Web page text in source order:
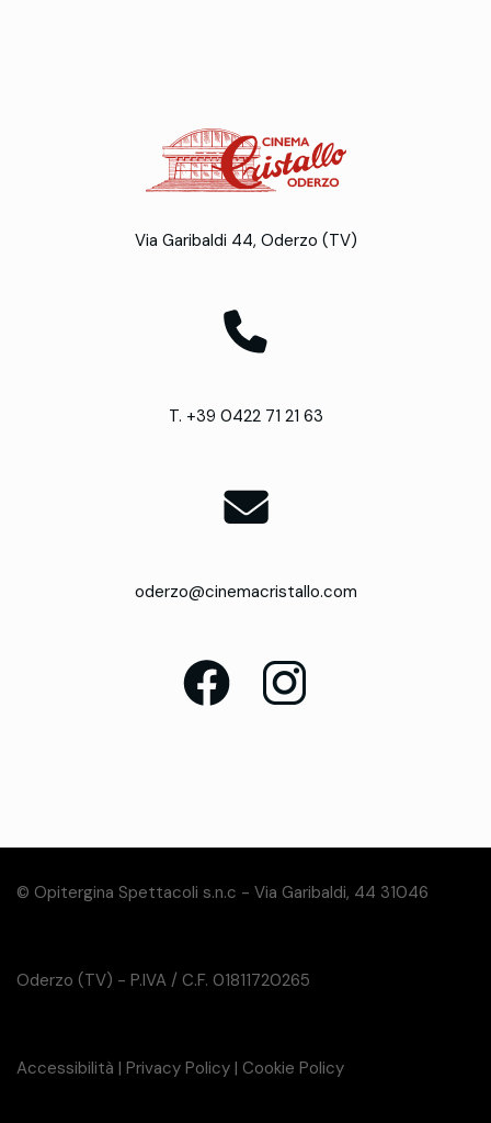
Via Garibaldi 44, Oderzo (TV)
T. +39 0422 71 21 63
oderzo@cinemacristallo.com
© Opitergina Spettacoli s.n.c - Via Garibaldi, 44 31046
Oderzo (TV) - P.IVA / C.F. 01811720265
Accessibilità | Privacy Policy | Cookie Policy